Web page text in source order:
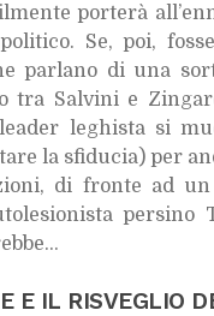
por­te­rà
Se, poi,
par­la­no di una
tra Sal­vi­ni e
le­ghi­sta si
la sfi­du­cia) per
di fron­te ad un
per­si­no
E IL RI­SVE­GLIO